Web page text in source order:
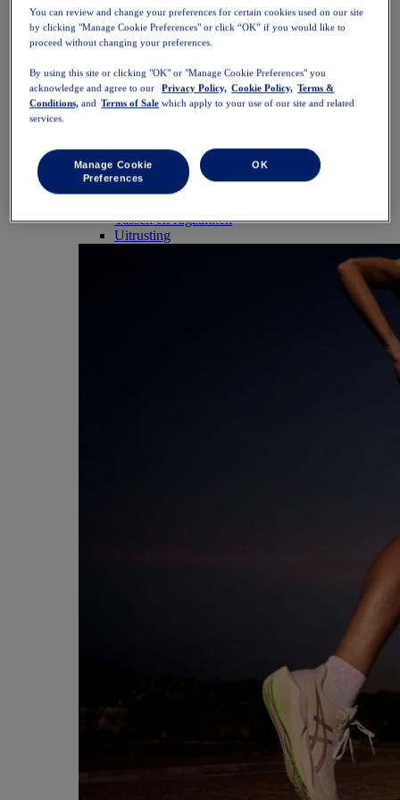
Shirts korte mouwen
Shirts lange mouwen
Hoodies en sweaters
Onderkleding
Shorts
Tights en leggings
Accessoires
Hoofddeksels
Handschoenen
Tassen en rugzakken
Uitrusting
You can review and change your preferences for certain cookies used on our site
by clicking "Manage Cookie Preferences" or click “OK” if you would like to
proceed without changing your preferences.
By using this site or clicking "OK" or "Manage Cookie Preferences" you
acknowledge and agree to our
Privacy Policy, Cookie Policy, Terms &
Conditions, and Terms of Sale which apply to your use of our site and related
services.
Manage Cookie
Preferences
OK